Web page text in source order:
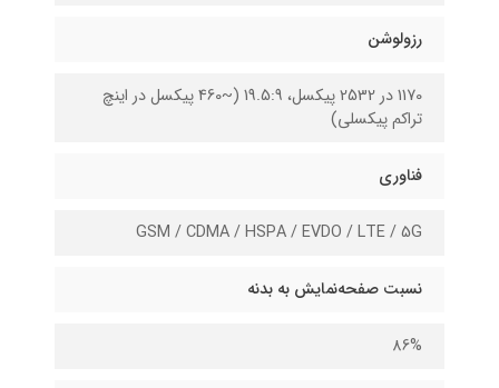
رزولوشن
1170 در 2532 پیکسل، 19.5:9 (~460 پیکسل در اینچ
تراکم پیکسلی)
فناوری
GSM / CDMA / HSPA / EVDO / LTE / 5G
نسبت صفحه‌نمایش به بدنه
86%